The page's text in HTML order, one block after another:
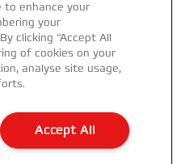
verpakkingen
to enhance your
your
clicking “Accept All
of cookies on your
analyse site usage,
Accept All